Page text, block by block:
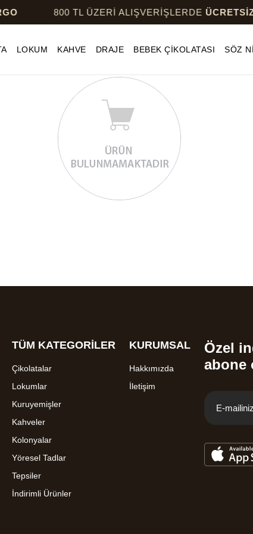
800 TL ÜZERİ ALIŞVERİŞLERDEÜCRETSİZ
LOKUM KAHVE DRAJE BEBEK ÇİKOLATASI SÖZ
TÜM KATEGORİLER
Çikolatalar
Lokumlar
Kuruyemişler
Kahveler
Kolonyalar
Yöresel Tadlar
Tepsiler
İndirimli Ürünler
KURUMSAL
Hakkımızda
İletişim
Özel
abone